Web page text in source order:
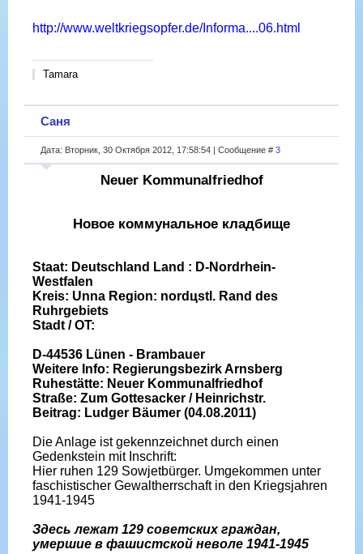
http://www.weltkriegsopfer.de/Informa....06.html
Tamara
Саня
Дата: Вторник, 30 Октября 2012, 17:58:54 | Сообщение # 3
Neuer Kommunalfriedhof
Новое коммунальное кладбище
Staat: Deutschland Land : D-Nordrhein-
Westfalen
Kreis: Unna Region: nordцstl. Rand des
Ruhrgebiets
Stadt / OT:
D-44536 Lünen - Brambauer
Weitere Info: Regierungsbezirk Arnsberg
Ruhestätte: Neuer Kommunalfriedhof
Straße: Zum Gottesacker / Heinrichstr.
Beitrag: Ludger Bäumer (04.08.2011)
Die Anlage ist gekennzeichnet durch einen
Gedenkstein mit Inschrift:
Hier ruhen 129 Sowjetbürger. Umgekommen unter
faschistischer Gewaltherrschaft in den Kriegsjahren
1941-1945
Здесь лежат 129 советских граждан,
умершие в фашистской неволе 1941-1945